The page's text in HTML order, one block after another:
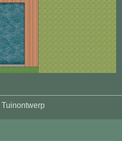
Tuinontwerp